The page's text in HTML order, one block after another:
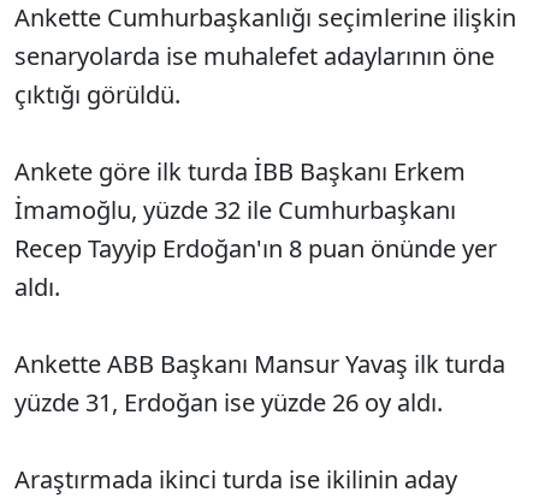
Ankette Cumhurbaşkanlığı seçimlerine ilişkin
senaryolarda ise muhalefet adaylarının öne
çıktığı görüldü.
Ankete göre ilk turda İBB Başkanı Erkem
İmamoğlu, yüzde 32 ile Cumhurbaşkanı
Recep Tayyip Erdoğan'ın 8 puan önünde yer
aldı.
Ankette ABB Başkanı Mansur Yavaş ilk turda
yüzde 31, Erdoğan ise yüzde 26 oy aldı.
Araştırmada ikinci turda ise ikilinin aday